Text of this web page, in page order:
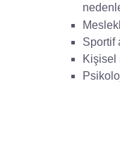
Sportif
Kişisel